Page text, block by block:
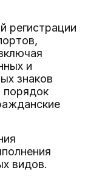
регистрации
и
знаков
порядок
видов.